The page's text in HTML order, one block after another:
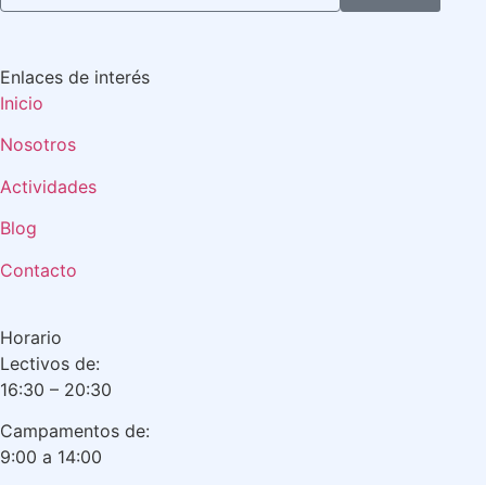
Enlaces de interés
Inicio
Nosotros
Actividades
Blog
Contacto
Horario
Lectivos de:
16:30 – 20:30
Campamentos de:
9:00 a 14:00